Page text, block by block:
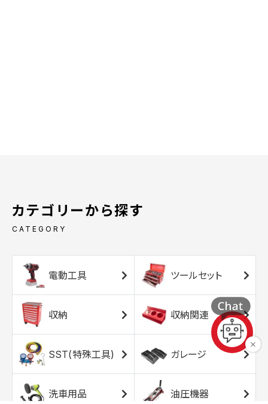
カテゴリーから探す
CATEGORY
電動工具 ツールセット
収納 収納関連
SST(特殊工具) ガレージ
洗車用品 油圧機器